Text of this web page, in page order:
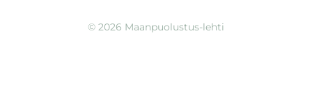
© 2026 Maanpuolustus-lehti